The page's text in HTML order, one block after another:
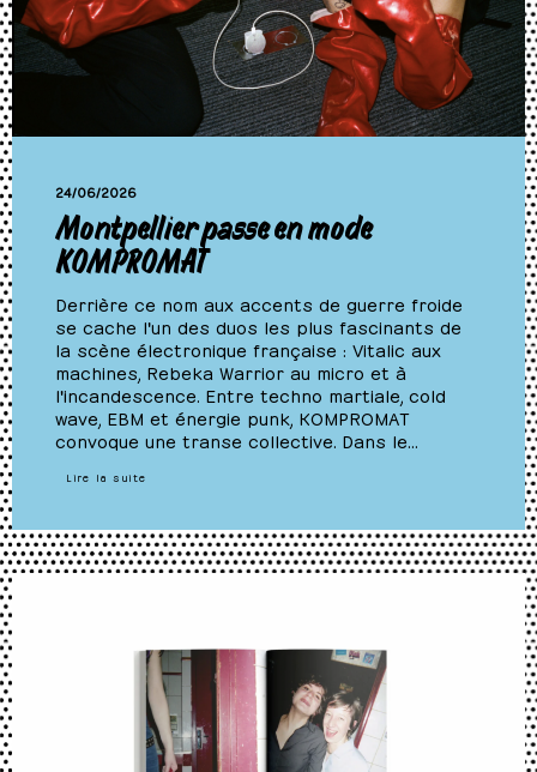
24/06/2026
Montpellier passe en mode
KOMPROMAT
Derrière ce nom aux accents de guerre froide
se cache l'un des duos les plus fascinants de
la scène électronique française : Vitalic aux
machines, Rebeka Warrior au micro et à
l'incandescence. Entre techno martiale, cold
wave, EBM et énergie punk, KOMPROMAT
convoque une transe collective. Dans le…
Lire la suite